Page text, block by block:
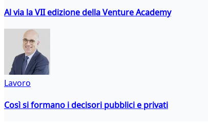
Al via la VII edizione della Venture Academy
Lavoro
Così si formano i decisori pubblici e privati